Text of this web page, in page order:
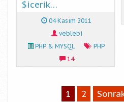
$icerik…
04 Kasım 2011
veblebi
PHP & MYSQL
PHP
14
1 2